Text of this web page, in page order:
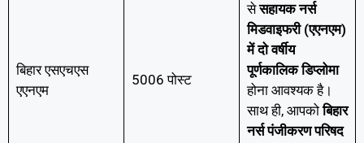
बिहार एसएचएस
एएनएम
5006 पोस्ट
सेसहायक नर्स
मिडवाइफरी (एएनएम)
में दो वर्षीय
पूर्णकालिक डिप्लोमा
होना आवश्यक है।
साथ ही, आपकोबिहार
नर्स पंजीकरण परिषद